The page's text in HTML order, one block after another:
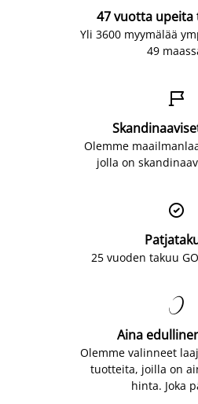
47 vuotta upeita
Yli 3600 myymälää
49

Olemme
jolla on

25 vuoden takuu

Aina
Olemme valinneet
tuotteita, joilla on
hinta. Joka